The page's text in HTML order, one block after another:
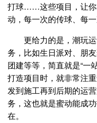
打球……这些项目，让你
动，每一次的传球、每
更给力的是，潮玩
务，比如生日派对、朋
团建等等，简直就是“一
打造项目时，就非常注
发到施工再到后期的运
务，这也就是蜜动能成
在。